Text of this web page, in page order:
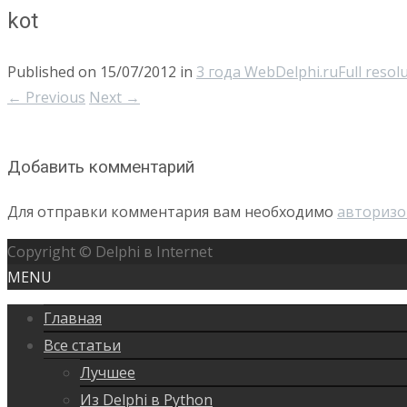
kot
Published on 15/07/2012 in 3 года WebDelphi.ruFull
← Previous Next →
Добавить комментарий
Для отправки комментария вам необходимо
Copyright © Delphi в Internet
MENU
Главная
Все статьи
Лучшее
Из Delphi в Python